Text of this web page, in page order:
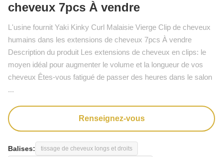
cheveux 7pcs À vendre
L'usine fournit Yaki Kinky Curl Malaisie Vierge Clip de cheveux
humains dans les extensions de cheveux 7pcs À vendre
Description du produit Les extensions de cheveux en clips: le
moyen idéal pour augmenter le volume et la longueur de vos
cheveux Êtes-vous fatigué de passer des heures dans le salon
...
Renseignez-vous
Balises:
tissage de cheveux longs et droits